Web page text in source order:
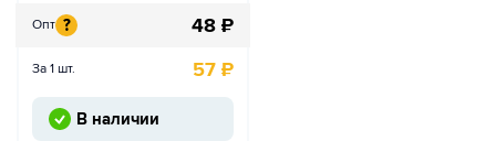
Опт ? 48 ₽
За 1 шт. 57 ₽
В наличии